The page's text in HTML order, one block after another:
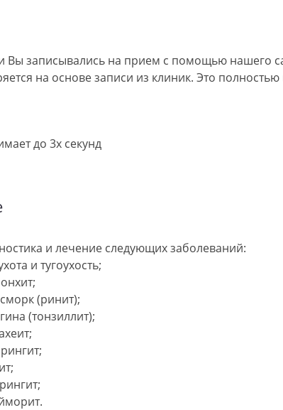
Вы записывались на прием с помощью нашего
на основе записи из клиник. Это
до 3х секунд
и лечение следующих заболеваний:
и тугоухость;
(ринит);
(тонзиллит);